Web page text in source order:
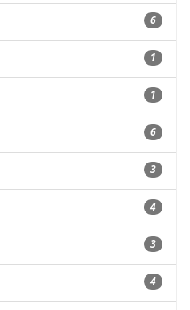
6
1
1
6
3
4
3
4